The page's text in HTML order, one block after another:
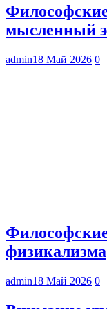
мысленный
admin18 Май 2026 0
физикализма
admin18 Май 2026 0